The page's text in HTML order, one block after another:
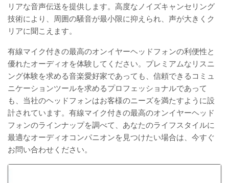
リアな音声伝送を提供します。高度なノイズキャンセリング
技術により、周囲の騒音が最小限に抑えられ、声が大きくク
リアに聞こえます。
有線マイク付きの最高のオンイヤーヘッドフォンの利便性と
優れたオーディオを体験してください。プレミアムなリスニ
ング体験を求める音楽愛好家であっても、信頼できるコミュ
ニケーションツールを求めるプロフェッショナルであって
も、当社のヘッドフォンはお客様のニーズを満たすように設
計されています。有線マイク付きの最高のオンイヤーヘッド
フォンのラインナップを調べて、あなたのライフスタイルに
最適なオーディオコンパニオンを見つけたい場合は、今すぐ
お問い合わせください。